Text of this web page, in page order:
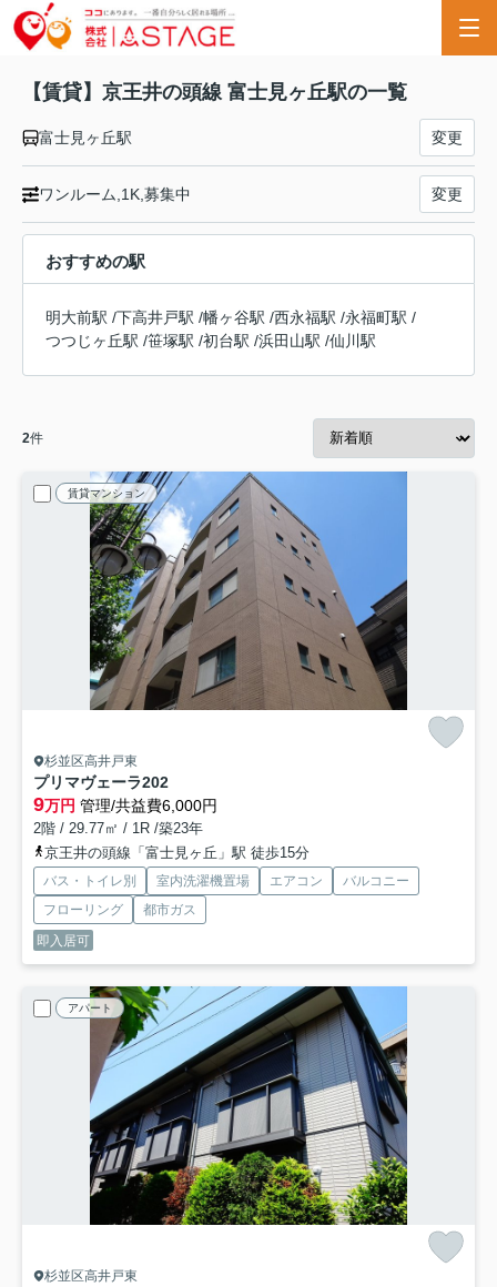
【賃貸】京王井の頭線 富士見ヶ丘駅の一覧
富士見ヶ丘駅 変更
ワンルーム,1K,募集中 変更
おすすめの駅
明大前駅 /下高井戸駅 /幡ヶ谷駅 /西永福駅 /永福町駅 /
つつじヶ丘駅 /笹塚駅 /初台駅 /浜田山駅 /仙川駅
2件
賃貸マンション
杉並区高井戸東
プリマヴェーラ202
9万円 管理/共益費6,000円
2階 / 29.77㎡ / 1R /築23年
京王井の頭線「富士見ヶ丘」駅 徒歩15分
バス・トイレ別 室内洗濯機置場 エアコン
バルコニー
フローリング
都市ガス
即入居可
アパート
杉並区高井戸東